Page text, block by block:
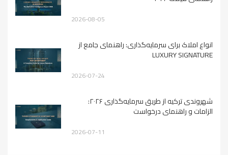
2026-08-05
انواع املاک برای سرمایه‌گذاری: راهنمای جامع از
LUXURY SIGNATURE
2026-07-24
شهروندی ترکیه از طریق سرمایه‌گذاری ۲۰۲۶:
الزامات و راهنمای درخواست
2026-07-11